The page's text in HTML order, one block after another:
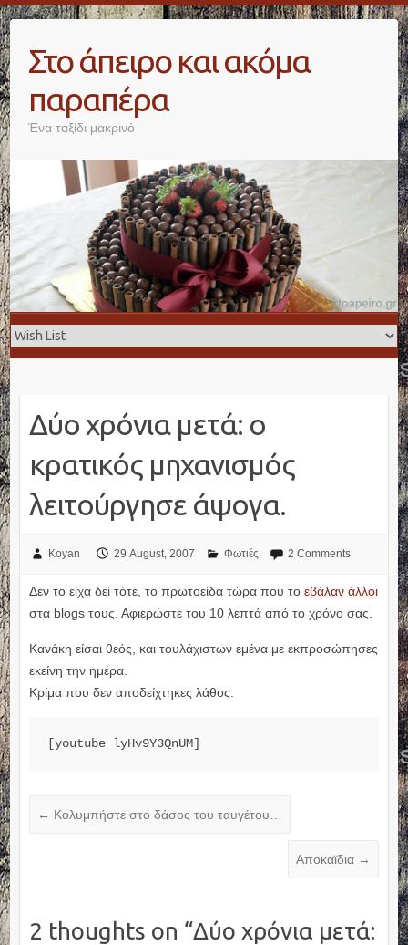
Skip
to
contentΣτο άπειρο και ακόμα
παραπέρα
Ένα ταξίδι μακρινό
Δύο χρόνια μετά: ο
κρατικός μηχανισμός
λειτούργησε άψογα.
Koyan 29 August, 2007 Φωτιές 2 Comments
Δεν το είχα δεί τότε, το πρωτοείδα τώρα που το εβάλαν άλλοι
στα blogs τους. Αφιερώστε του 10 λεπτά από το χρόνο σας.
Κανάκη είσαι θεός, και τουλάχιστων εμένα με εκπροσώπησες
εκείνη την ημέρα.
Κρίμα που δεν αποδείχτηκες λάθος.
[youtube lyHv9Y3QnUM]
← Κολυμπήστε στο δάσος του ταυγέτου…
Αποκαϊδια →
2 thoughts on “Δύο χρόνια μετά: